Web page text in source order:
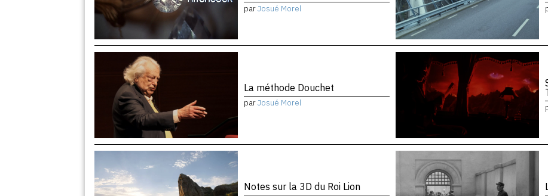
parJosué Morel
La méthode Douchet
parJosué Morel
Notes sur la 3D du Roi Lion